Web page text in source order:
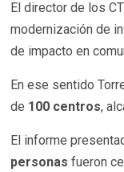
El director de los
modernización de
de impacto en
En ese sentido
de 100 centros,
El informe
personas fueron